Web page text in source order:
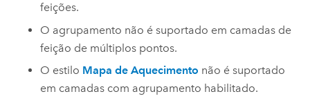
feições.
O agrupamento não é suportado em camadas de
feição de múltiplos pontos.
O estilo Mapa de Aquecimento não é suportado
em camadas com agrupamento habilitado.